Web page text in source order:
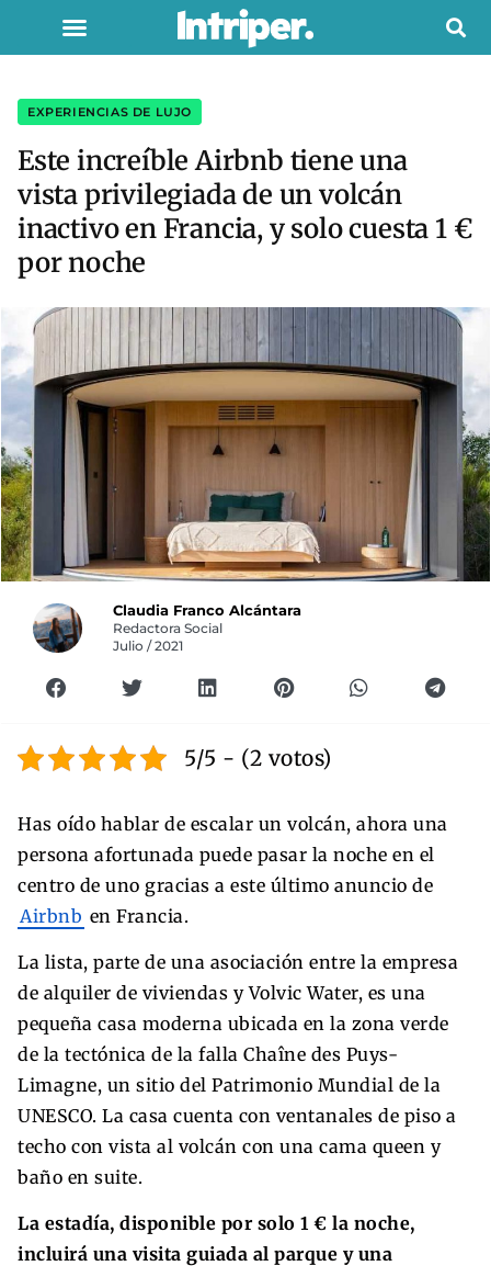
EXPERIENCIAS DE LUJO
Este increíble Airbnb tiene una
vista privilegiada de un volcán
inactivo en Francia, y solo cuesta 1 €
por noche
Claudia Franco Alcántara
Redactora Social
Julio / 2021
5/5 - (2 votos)
Has oído hablar de escalar un volcán, ahora una
persona afortunada puede pasar la noche en el
centro de uno gracias a este último anuncio de
Airbnb en Francia.
La lista, parte de una asociación entre la empresa
de alquiler de viviendas y Volvic Water, es una
pequeña casa moderna ubicada en la zona verde
de la tectónica de la falla Chaîne des Puys-
Limagne, un sitio del Patrimonio Mundial de la
UNESCO. La casa cuenta con ventanales de piso a
techo con vista al volcán con una cama queen y
baño en suite.
La estadía, disponible por solo 1 € la noche,
incluirá una visita guiada al parque y una